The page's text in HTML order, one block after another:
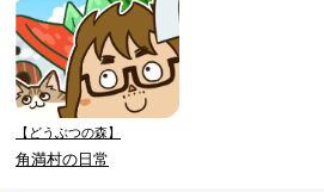
【どうぶつの森】
角満村の日常